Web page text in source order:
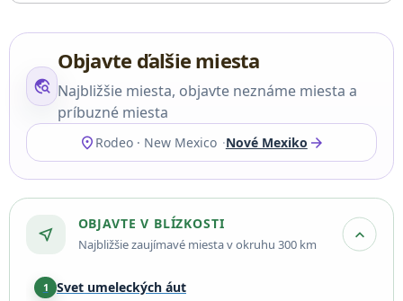
travel_explore
Objavte ďalšie miesta
Najbližšie miesta, objavte neznáme miesta a
príbuzné miesta
location_on Rodeo · New Mexico Nové Mexiko arrow_forward
near_me
OBJAVTE V BLÍZKOSTI
Najbližšie zaujímavé miesta v okruhu 300 km expand_more
1 Svet umeleckých áut